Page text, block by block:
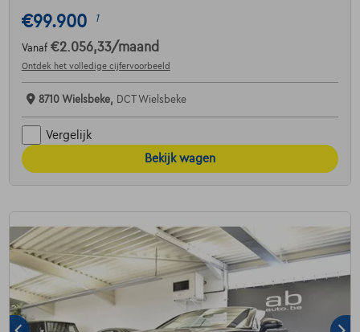
€99.900 1
Vanaf €2.056,33/maand
Ontdek het volledige cijfervoorbeeld
8710 Wielsbeke, DCT Wielsbeke
Vergelijk
Bekijk wagen